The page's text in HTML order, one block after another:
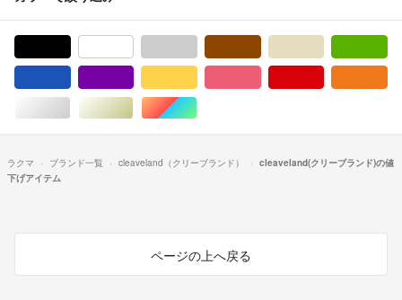
シルバー/銀色系ゴールド/金色系マルチカラー
ラクマ ブランド一覧 cleaveland（クリーブランド）
cleaveland(クリーブランド)の値
下げアイテム
ページの上へ戻る